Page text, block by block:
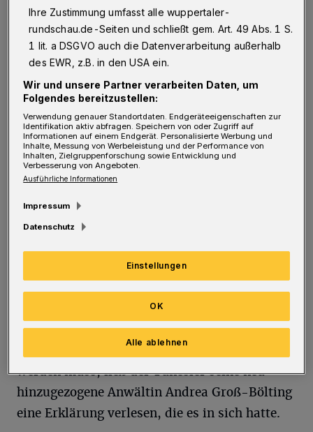
D er Prozess begann mit einem
Paukenschlag: Hat das Opfer die
Vergewaltigungsvorwürfe erfunden, um sich
im Sorgerechtsstreit um den gemeinsamen
Sohn einen Vorteil zu verschaffen?
Bereits im Februar 2020 war ein in Wuppertal
lebender Tunesier zu sechs Jahren Haft
verurteilt worden. Der mittlerweile 28-Jährige
soll seine deutlich ältere, deutsche Ex-Frau
während des Zusammenlebens mehrfach
Schon bei der ersten Verhandlung vor dem
vehement bestritten. Nachdem der Antrag auf
Revision beim Bundesgerichtshof erfolgreich
war und der Prozess jetzt neu aufgerollt
werden muss, ließ der Tunesier seine neu
hinzugezogene Anwältin Andrea Groß-Bölting
eine Erklärung verlesen, die es in sich hatte.
Ihre Zustimmung umfasst alle wuppertaler-
rundschau.de-Seiten und schließt gem. Art. 49 Abs. 1 S.
1 lit. a DSGVO auch die Datenverarbeitung außerhalb
des EWR, z.B. in den USA ein.
Wir und unsere Partner verarbeiten Daten, um
Folgendes bereitzustellen:
Verwendung genauer Standortdaten. Endgeräteeigenschaften zur
Identifikation aktiv abfragen. Speichern von oder Zugriff auf
Informationen auf einem Endgerät. Personalisierte Werbung und
Inhalte, Messung von Werbeleistung und der Performance von
Inhalten, Zielgruppenforschung sowie Entwicklung und
Verbesserung von Angeboten.
Ausführliche Informationen
Impressum
Datenschutz
Einstellungen
Alle ablehnen
OK